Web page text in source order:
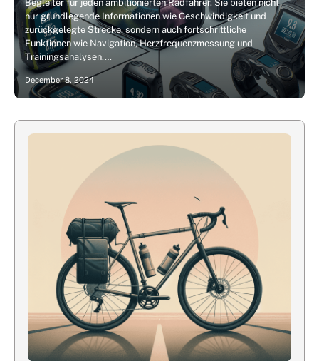
Begleiter für jeden ambitionierten Radfahrer. Sie bieten nicht
nur grundlegende Informationen wie Geschwindigkeit und
zurückgelegte Strecke, sondern auch fortschrittliche
Funktionen wie Navigation, Herzfrequenzmessung und
Trainingsanalysen.…
December 8, 2024